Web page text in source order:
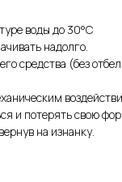
воды до 30°C
надолго.
средства (без
и потерять свою
на изнанку.